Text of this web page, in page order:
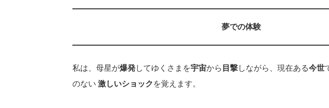
夢での体験
私は、母星が爆発してゆくさまを宇宙から 目撃しながら、現在ある今世
のない 激しいショック を覚えます。